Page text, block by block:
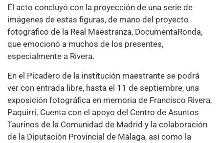
El acto concluyó con la proyección de una serie de
imágenes de estas figuras, de mano del proyecto
fotográfico de la Real Maestranza, DocumentaRonda,
que emocionó a muchos de los presentes,
especialmente a Rivera.
En el Picadero de la institución maestrante se podrá
ver con entrada libre, hasta el 11 de septiembre, una
exposición fotográfica en memoria de Francisco Rivera,
Paquirri. Cuenta con el apoyo del Centro de Asuntos
Taurinos de la Comunidad de Madrid y la colaboración
de la Diputación Provincial de Málaga, así como la